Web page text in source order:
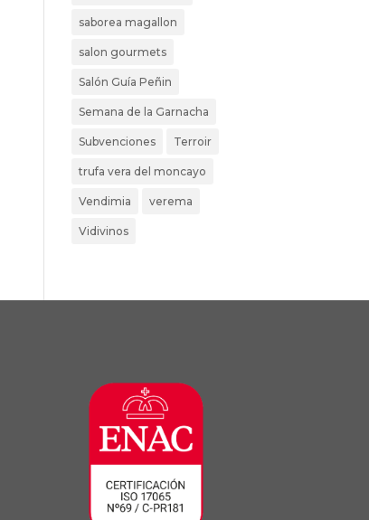
saborea magallon
salon gourmets
Salón Guía Peñin
Semana de la Garnacha
Subvenciones Terroir
trufa vera del moncayo
Vendimia verema
Vidivinos